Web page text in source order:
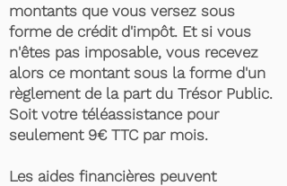
montants que vous versez sous
forme de crédit d'impôt. Et si vous
n'êtes pas imposable, vous recevez
alors ce montant sous la forme d'un
règlement de la part du Trésor Public.
Soit votre téléassistance pour
seulement 9€ TTC par mois.
Les aides financières peuvent